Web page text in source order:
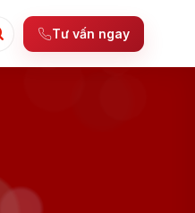
Tư vấn ngay